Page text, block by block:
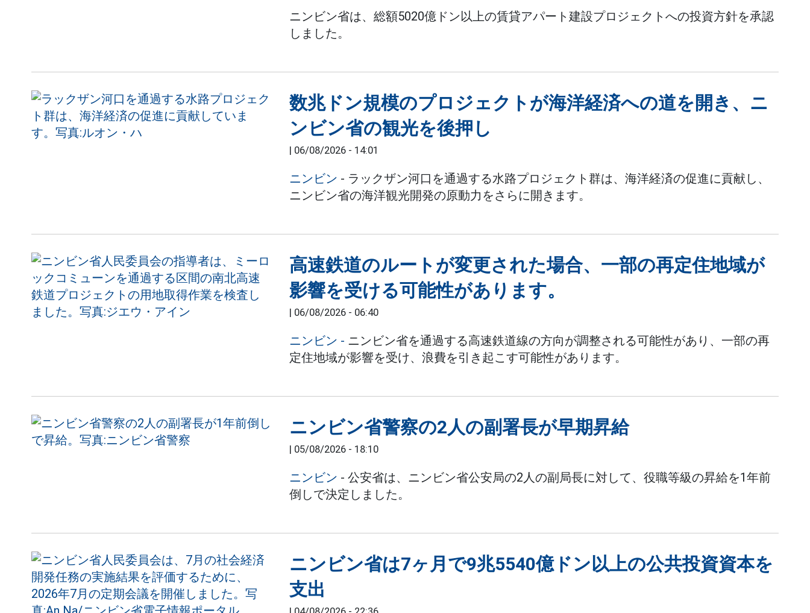
ニンビン省は、総額5020億ドン以上の賃貸アパート建設プロジェクトへの投資方針を承認
しました。
数兆ドン規模のプロジェクトが海洋経済への道を開き、ニ
ンビン省の観光を後押し
| 06/08/2026 - 14:01
ニンビン - ラックザン河口を通過する水路プロジェクト群は、海洋経済の促進に貢献し、
ニンビン省の海洋観光開発の原動力をさらに開きます。
高速鉄道のルートが変更された場合、一部の再定住地域が
影響を受ける可能性があります。
| 06/08/2026 - 06:40
ニンビン - ニンビン省を通過する高速鉄道線の方向が調整される可能性があり、一部の再
定住地域が影響を受け、浪費を引き起こす可能性があります。
ニンビン省警察の2人の副署長が早期昇給
| 05/08/2026 - 18:10
ニンビン - 公安省は、ニンビン省公安局の2人の副局長に対して、役職等級の昇給を1年前
倒しで決定しました。
ニンビン省は7ヶ月で9兆5540億ドン以上の公共投資資本を
支出